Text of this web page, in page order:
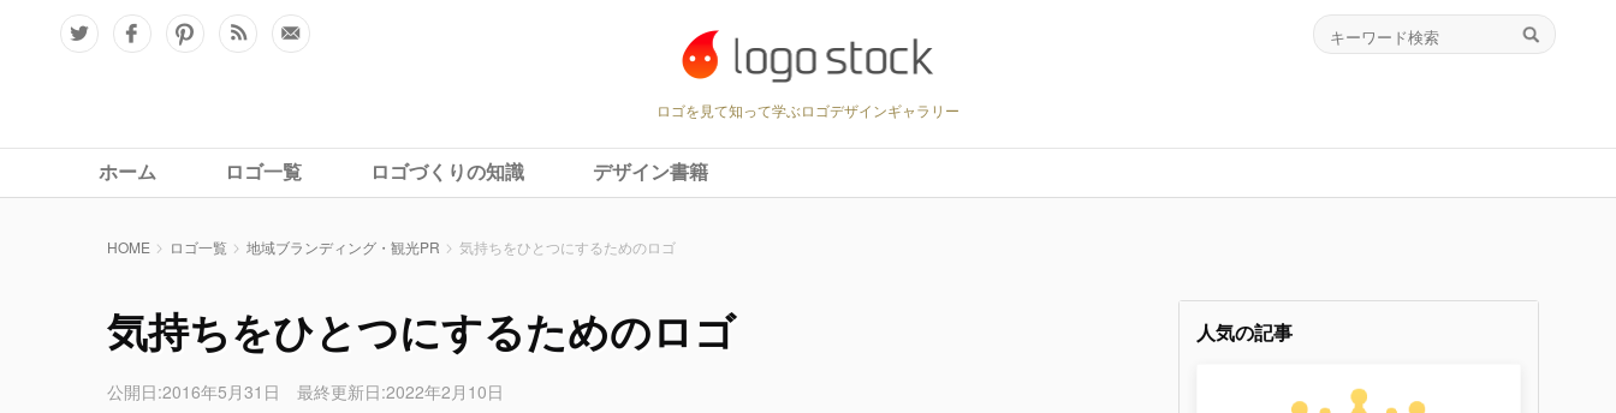
ロゴを見て知って学ぶロゴデザインギャラリー
ホーム ロゴ一覧 ロゴづくりの知識 デザイン書籍
HOME ロゴ一覧 地域ブランディング・観光PR 気持ちをひとつにするためのロゴ
気持ちをひとつにするためのロゴ
公開日:2016年5月31日 最終更新日:2022年2月10日
人気の記事